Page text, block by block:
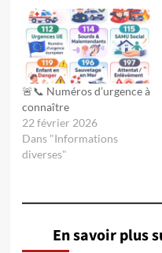
🚨📞 Numéros d’urgence à
connaître
22 février 2026
Dans "Informations
diverses"
En savoir plus